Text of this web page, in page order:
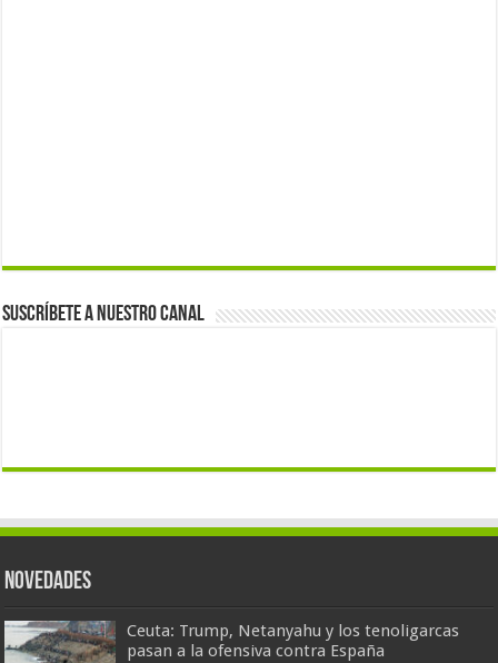
Suscríbete a nuestro canal
Novedades
Ceuta: Trump, Netanyahu y los tenoligarcas
pasan a la ofensiva contra España